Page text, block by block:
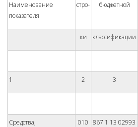
Наименование
показателя
стро- бюджетной
ки классификации
1 2 3
Средства,
010 867 1 13 02993